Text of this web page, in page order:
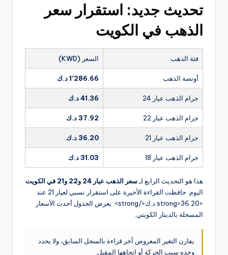
تحديث جديد: استقرار سعر
الذهب في الكويت
فئة الذهب السعر (KWD)
أونصة الذهب 1٬286.66 د.ك
جرام الذهب عيار 24 41.36 د.ك
جرام الذهب عيار 22 37.92 د.ك
جرام الذهب عيار 21 36.20 د.ك
جرام الذهب عيار 18 31.03 د.ك
هذا هو التحديث الرابع لـسعر الذهب عيار 24 و22 و21 في الكويت
اليوم. حافظت القراءة الأخيرة على استقرار نسبي لعيار 21 عند
<strong>36.20 د.ك</strong>. يعرض الجدول أحدث الأسعار
المسجلة بالدينار الكويتي.
يقارن التغير المعروض آخر قراءة بالسجل السابق، ولا يحدد
وحده سبب الحركة أو اتجاهها المقبل.